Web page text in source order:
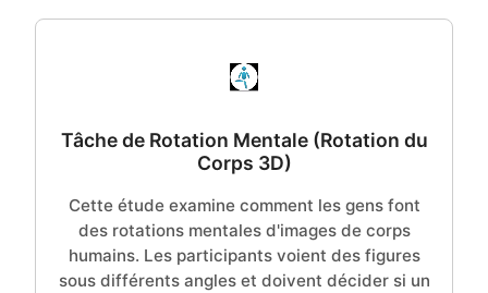
Tâche de Rotation Mentale (Rotation du
Corps 3D)
Cette étude examine comment les gens font
des rotations mentales d'images de corps
humains. Les participants voient des figures
sous différents angles et doivent décider si un